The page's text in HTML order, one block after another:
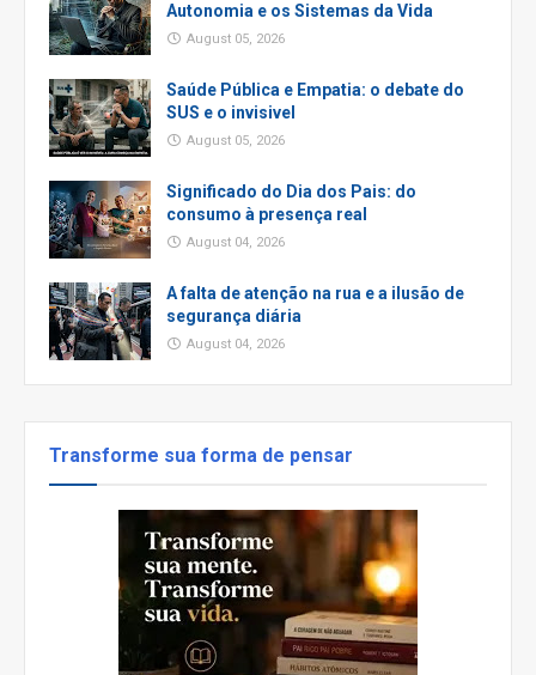
Autonomia e os Sistemas da Vida
August 05, 2026
Saúde Pública e Empatia: o debate do
SUS e o invisivel
August 05, 2026
Significado do Dia dos Pais: do
consumo à presença real
August 04, 2026
A falta de atenção na rua e a ilusão de
segurança diária
August 04, 2026
Transforme sua forma de pensar